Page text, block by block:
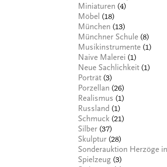
Miniaturen (4)
Möbel (18)
München (13)
Münchner Schule (8)
Musikinstrumente (1)
Naive Malerei (1)
Neue Sachlichkeit (1)
Porträt (3)
Porzellan (26)
Realismus (1)
Russland (1)
Schmuck (21)
Silber (37)
Skulptur (28)
Sonderauktion Herzöge
Spielzeug (3)